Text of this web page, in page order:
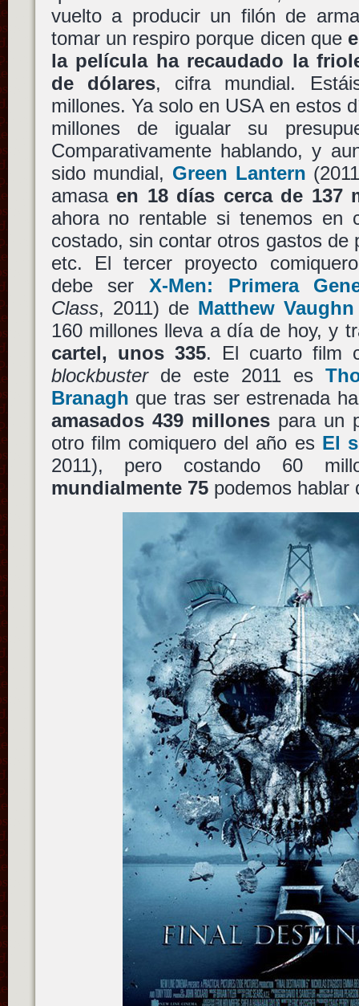
vuelto a producir un filón de
tomar un respiro porque dicen que
la película ha recaudado la
de dólares, cifra mundial.
millones. Ya solo en USA en estos
millones de igualar su
Comparativamente hablando, y
sido mundial, Green Lantern
amasa en 18 días cerca de 137
ahora no rentable si tenemos en
costado, sin contar otros gastos de
etc. El tercer proyecto
debe ser X-Men: Primera
Class, 2011) de Matthew Vaughn
160 millones lleva a día de hoy, y
cartel, unos 335. El cuarto film
blockbusterde este 2011 es
Branagh que tras ser estrenada
amasados 439 millonespara un
otro film comiquero del año es El
2011), pero costando 60
mundialmente 75podemos hablar